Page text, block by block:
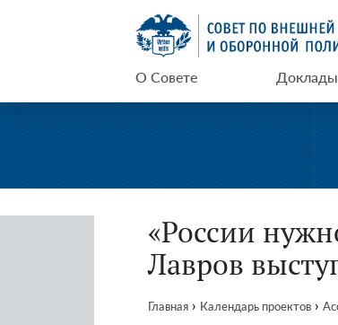
СВОП
О Совете
«России
Лавров
Главная › Календарь проектов ›